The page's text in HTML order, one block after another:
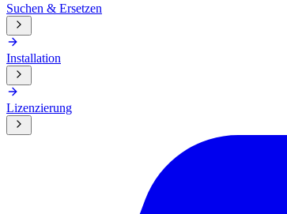
Suchen & Ersetzen
Installation
Lizenzierung